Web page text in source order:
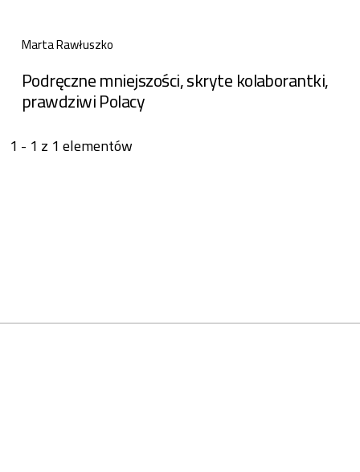
Marta Rawłuszko
Podręczne mniejszości, skryte kolaborantki,
prawdziwi Polacy
1 - 1 z 1 elementów